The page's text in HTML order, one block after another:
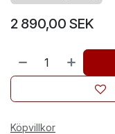
2 890,00 SEK
Köpvillkor